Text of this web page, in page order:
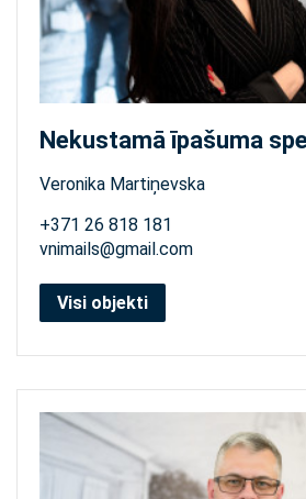
Nekustamā īpašuma
Veronika Martiņevska
+371 26 818 181
vnimails@gmail.com
Visi objekti